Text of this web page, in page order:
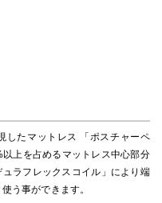
したマットレス 「ポスチャーペ
上を占めるマットレス中心部分
ラフレックスコイル」により端
う事ができます。